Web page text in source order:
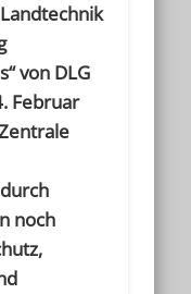
von DLG
Februar
noch